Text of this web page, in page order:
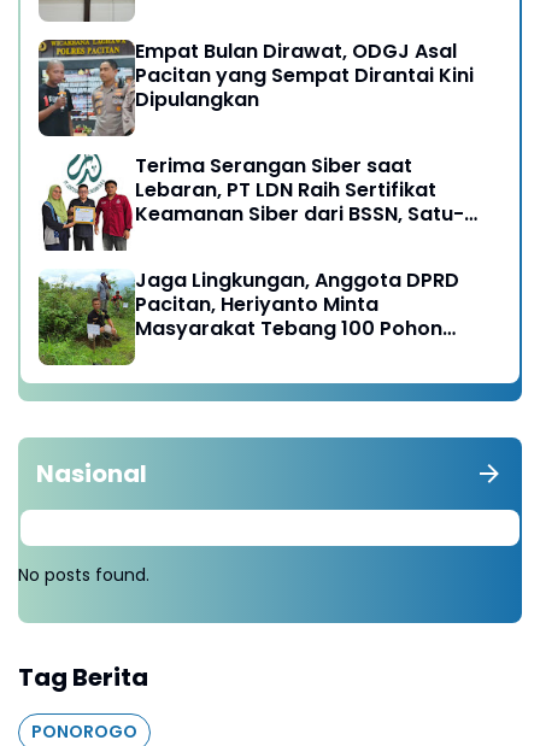
Empat Bulan Dirawat, ODGJ Asal
Pacitan yang Sempat Dirantai Kini
Dipulangkan
Terima Serangan Siber saat
Lebaran, PT LDN Raih Sertifikat
Keamanan Siber dari BSSN, Satu-
Jaga Lingkungan, Anggota DPRD
Pacitan, Heriyanto Minta
Masyarakat Tebang 100 Pohon
Nasional
No posts found.
Tag Berita
PONOROGO